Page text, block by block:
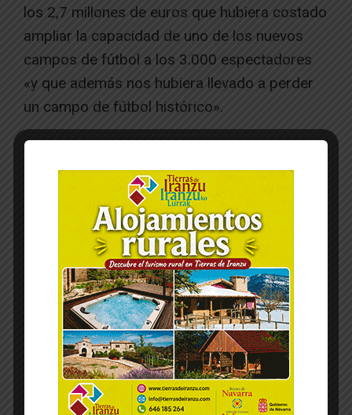
los 2,7 millones de euros que hubiera costado
ampliar la capacidad de uno de los nuevos
campos de fútbol a los 3.000 espectadores
«y que además nos hubiera llevado a perder
un campo de fútbol histórico».
Por último el alcalde ha avanzado los plazos
que se barajan para el proyecto, cuyo
proyecto definitivo se espera conocer en el
mes de octubre. A estos meses habrá que
sumar el proceso de expropiaciones, algo que
se espera que esté resuelto a finales de 2019,
momento en el que se podrá licitar una obra
cuyo comienzo más optimista nos lleva hasta
el primer trimestre de 2020 con un plaza de
ejecución de dos años.
[/ihc-hide-content]